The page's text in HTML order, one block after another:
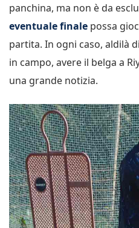
panchina, ma non è da
eventuale finale possa
partita. In ogni caso, aldilà
in campo, avere il belga a
una grande notizia.